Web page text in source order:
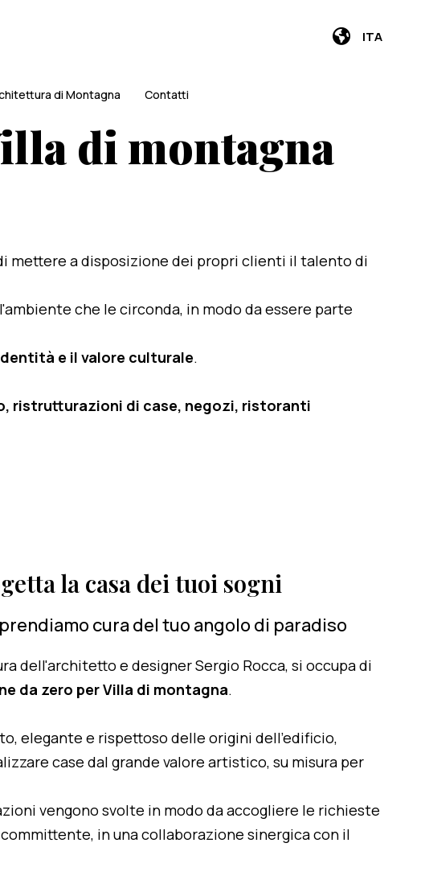
ITA
di Montagna Contatti
di montagna
mettere a disposizione dei propri clienti il talento di
che le circonda, in modo da essere parte
e il valore culturale.
ristrutturazioni di case, negozi, ristoranti
la casa dei tuoi sogni
cura del tuo angolo di paradiso
dell'architetto e designer Sergio Rocca, si occupa di
da zero per Villa di montagna.
elegante e rispettoso delle origini dell'edificio,
case dal grande valore artistico, su misura per
vengono svolte in modo da accogliere le richieste
in una collaborazione sinergica con il